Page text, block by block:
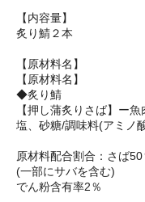
【内容量】
炙り鯖２本
【原材料名】
【原材料名】
◆炙り鯖
【押し蒲炙りさば】ー
塩、砂糖/調味料(アミ
原材料配合割合：
(一部にサバを含む)
でん粉含有率2％